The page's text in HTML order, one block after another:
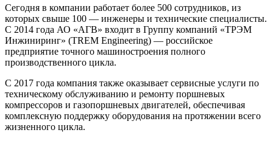
Сегодня в компании работает более 500 сотрудников, из
которых свыше 100 — инженеры и технические специалисты.
С 2014 года АО «АГВ» входит в Группу компаний «ТРЭМ
Инжиниринг» (TREM Engineering) — российское
предприятие точного машиностроения полного
производственного цикла.
С 2017 года компания также оказывает сервисные услуги по
техническому обслуживанию и ремонту поршневых
компрессоров и газопоршневых двигателей, обеспечивая
комплексную поддержку оборудования на протяжении всего
жизненного цикла.